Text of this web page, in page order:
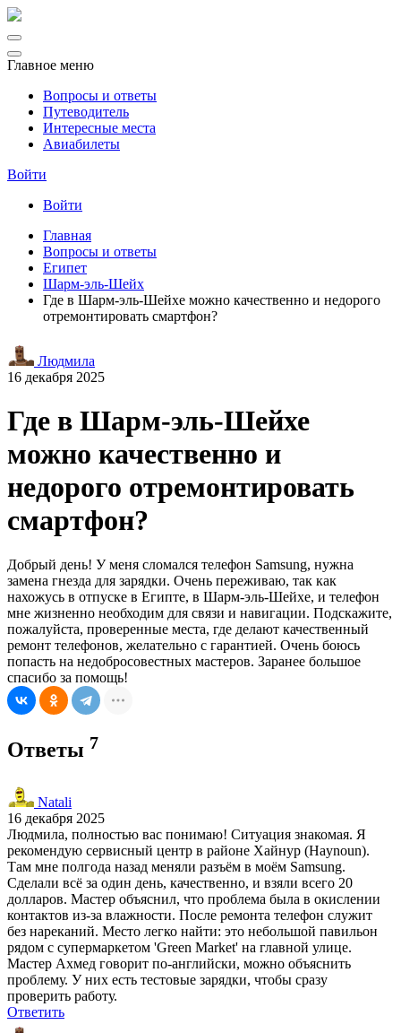
Главное меню
Вопросы и ответы
Путеводитель
Интересные места
Авиабилеты
Войти
Войти
Главная
Вопросы и ответы
Египет
Шарм-эль-Шейх
Где в Шарм-эль-Шейхе можно качественно и недорого
отремонтировать смартфон?
Людмила
16 декабря 2025
Где в Шарм-эль-Шейхе
можно качественно и
недорого отремонтировать
смартфон?
Добрый день! У меня сломался телефон Samsung, нужна
замена гнезда для зарядки. Очень переживаю, так как
нахожусь в отпуске в Египте, в Шарм-эль-Шейхе, и телефон
мне жизненно необходим для связи и навигации. Подскажите,
пожалуйста, проверенные места, где делают качественный
ремонт телефонов, желательно с гарантией. Очень боюсь
попасть на недобросовестных мастеров. Заранее большое
спасибо за помощь!
Ответы 7
Natali
16 декабря 2025
Людмила, полностью вас понимаю! Ситуация знакомая. Я
рекомендую сервисный центр в районе Хайнур (Haynoun).
Там мне полгода назад меняли разъём в моём Samsung.
Сделали всё за один день, качественно, и взяли всего 20
долларов. Мастер объяснил, что проблема была в окислении
контактов из-за влажности. После ремонта телефон служит
без нареканий. Место легко найти: это небольшой павильон
рядом с супермаркетом 'Green Market' на главной улице.
Мастер Ахмед говорит по-английски, можно объяснить
проблему. У них есть тестовые зарядки, чтобы сразу
проверить работу.
Ответить